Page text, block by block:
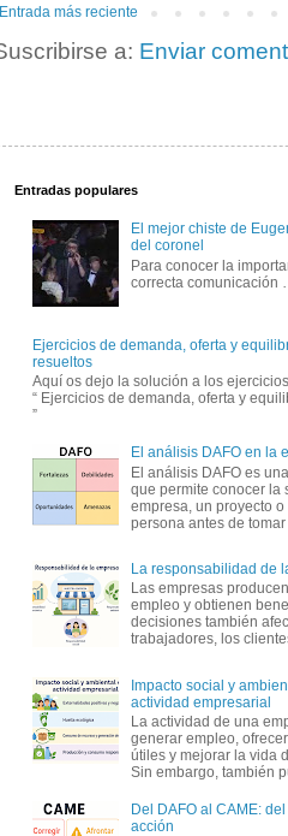
Entrada más reciente
a: Enviar
Entradas populares
El mejor chiste de
del coronel
Para conocer la
correcta
Ejercicios de demanda, oferta y
resueltos
Aquí os dejo la solución a los
“ Ejercicios de demanda, oferta y
”
El análisis DAFO en la
El análisis DAFO es
que permite conocer la
empresa, un proyecto
persona antes de
La responsabilidad de
Las empresas
empleo y obtienen
decisiones también
trabajadores, los
Impacto social y
actividad empresarial
La actividad de una
generar empleo,
útiles y mejorar la vida
Sin embargo, también
Del DAFO al CAME:
acción